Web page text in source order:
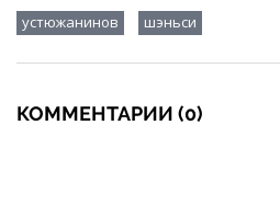
устюжанинов шэньси
КОММЕНТАРИИ (0)